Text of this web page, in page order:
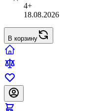
4+
18.08.2026
В корзину